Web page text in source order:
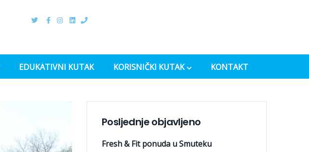
EDUKATIVNI KUTAK KORISNIČKI KUTAK KONTAKT
Posljednje objavljeno
Fresh & Fit ponuda u Smuteku